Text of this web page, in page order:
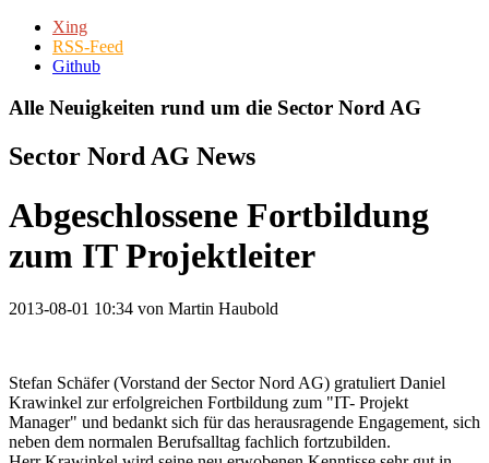
Xing
RSS-Feed
Github
Alle Neuigkeiten rund um die Sector Nord AG
Sector Nord AG News
Abgeschlossene Fortbildung
zum IT Projektleiter
2013-08-01 10:34 von Martin Haubold
Stefan Schäfer (Vorstand der Sector Nord AG) gratuliert Daniel
Krawinkel zur erfolgreichen Fortbildung zum "IT- Projekt
Manager" und bedankt sich für das herausragende Engagement, sich
neben dem normalen Berufsalltag fachlich fortzubilden.